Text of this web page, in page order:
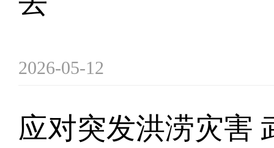
2026-05-12
应对突发洪涝灾害